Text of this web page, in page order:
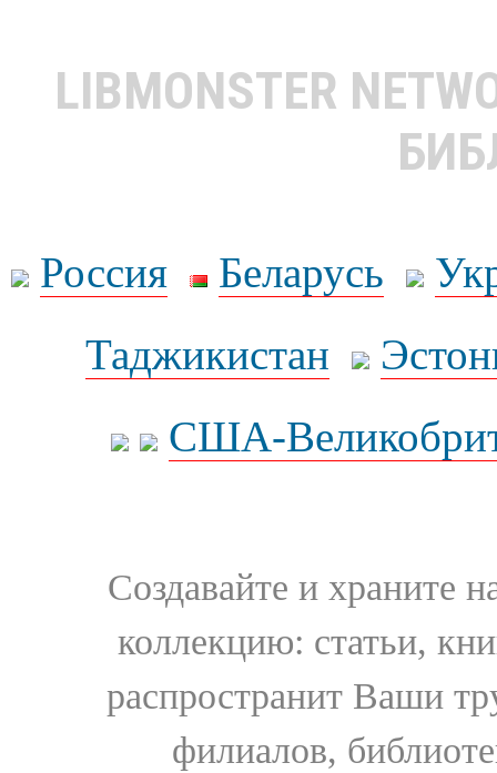
LIBMONSTER
Россия Беларусь
Таджикистан
США-
Создавайте и храните
коллекцию: статьи,
распространит Ваши
филиалов,